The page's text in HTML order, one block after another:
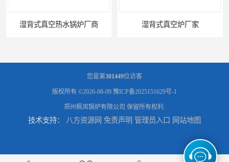
湿背式真空热水锅炉厂商 湿背式真空炉厂家
燃气真空锅炉厂商 电锅炉采暖炉厂家
您是第301449位访客
版权所有 ©2026-08-09 豫ICP备2025151629号-1
郑州枫岚锅炉有限公司 保留所有权利.
技术支持： 八方资源网 免责声明 管理员入口 网站地图